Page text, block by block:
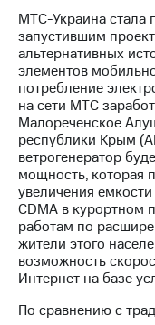
Контакты
Медиа-центр
Пресс-
релизы
МТС
о
Достижения
Интервью
отчетность
Контакты
МТС-Украина стала
запустившим
альтернативных
элементов
потребление
на сети МТС
Малореченское
республики Крым
ветрогенератор
мощность, которая
увеличения
CDMA в курортном
работам по
жители этого
возможность
Интернет на базе
По сравнению с